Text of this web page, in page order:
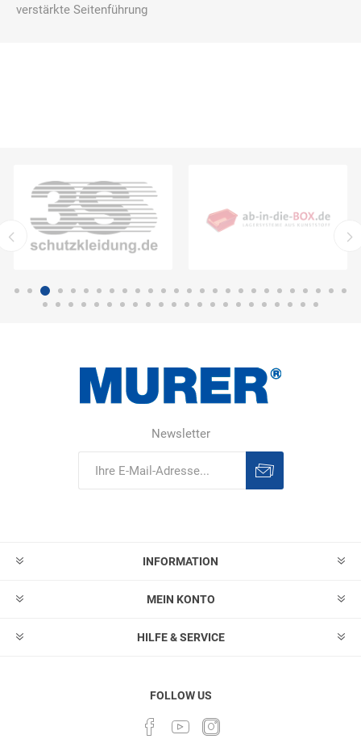
verstärkte Seitenführung
Newsletter
INFORMATION
MEIN KONTO
HILFE & SERVICE
FOLLOW US